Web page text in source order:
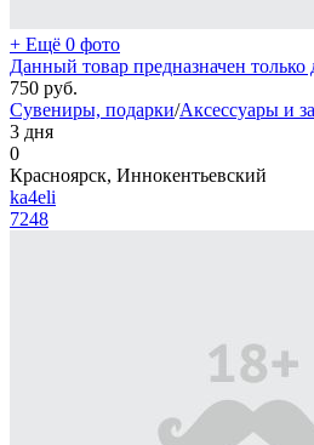
+ Ещё 0 фото
Данный товар предназначен только
750 руб.
Сувениры, подарки/Аксессуары и
3 дня
0
Красноярск, Иннокентьевский
ka4eli
7248